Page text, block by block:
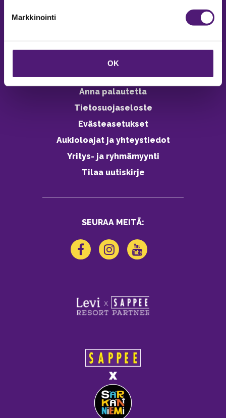
Markkinointi
OK
Vastuullisuus
Ympäristöohjelma
Avoimet työpaikat
Anna palautetta
Tietosuojaseloste
Evästeasetukset
Aukioloajat ja yhteystiedot
Yritys- ja ryhmämyynti
Tilaa uutiskirje
SEURAA MEITÄ: